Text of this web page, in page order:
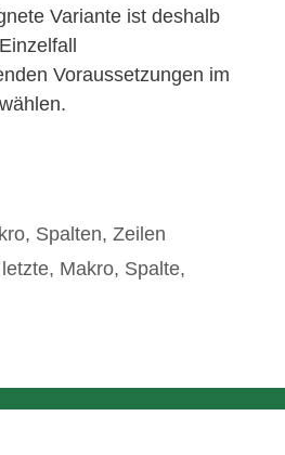
Variante ist deshalb
Voraussetzungen im
, Spalten, Zeilen
letzte, Makro, Spalte,